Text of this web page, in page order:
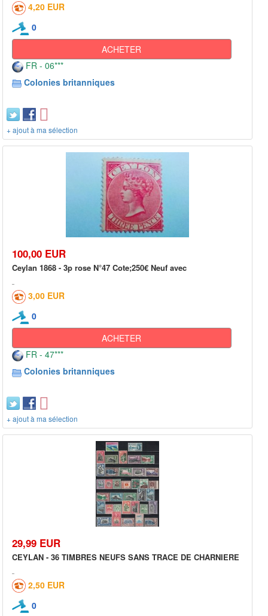
4,20 EUR
0
ACHETER
FR - 06***
Colonies britanniques
+ ajout à ma sélection
100,00 EUR
Ceylan 1868 - 3p rose N°47 Cote;250€ Neuf avec
3,00 EUR
0
ACHETER
FR - 47***
Colonies britanniques
+ ajout à ma sélection
29,99 EUR
CEYLAN - 36 TIMBRES NEUFS SANS TRACE DE CHARNIERE
2,50 EUR
0